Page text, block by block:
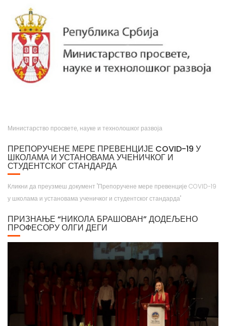
Министарство просвете, науке и технолошког развоја
ПРЕПОРУЧЕНЕ МЕРЕ ПРЕВЕНЦИЈЕ COVID-19 У
ШКОЛАМА И УСТАНОВАМА УЧЕНИЧКОГ И
СТУДЕНТСКОГ СТАНДАРДА
Кликни да преузмеш документ "Препоручене мере превенције COVID-19
у школама и установама ученичког и студентског стандарда"
ПРИЗНАЊЕ “НИКОЛА БРАШОВАН” ДОДЕЉЕНО
ПРОФЕСОРУ ОЛГИ ДЕГИ